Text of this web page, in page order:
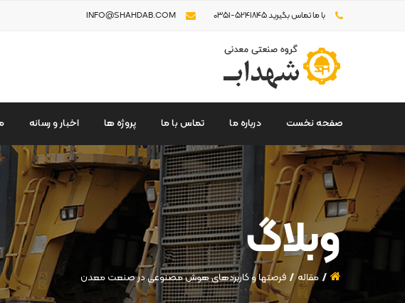
با ما تماس بگیرید 5241845-0351 INFO@SHAHDAB.COM
صفحه نخست درباره ما تماس با ما پروژه ها اخبار و رسانه
وبلاگ
مقاله فرصت­ها و کاربردهای هوش مصنوعی در صنعت معدن